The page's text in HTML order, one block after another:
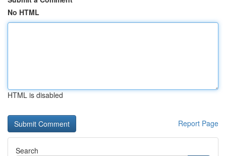
No HTML
HTML is disabled
Report Page
Search